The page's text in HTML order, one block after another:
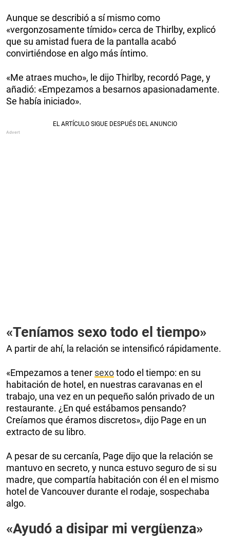
Aunque se describió a sí mismo como
«vergonzosamente tímido» cerca de Thirlby, explicó
que su amistad fuera de la pantalla acabó
convirtiéndose en algo más íntimo.
«Me atraes mucho», le dijo Thirlby, recordó Page, y
añadió: «Empezamos a besarnos apasionadamente.
Se había iniciado».
«Teníamos sexo todo el tiempo»
A partir de ahí, la relación se intensificó rápidamente.
«Empezamos a tener sexotodo el tiempo: en su
habitación de hotel, en nuestras caravanas en el
trabajo, una vez en un pequeño salón privado de un
restaurante. ¿En qué estábamos pensando?
Creíamos que éramos discretos», dijo Page en un
extracto de su libro.
A pesar de su cercanía, Page dijo que la relación se
mantuvo en secreto, y nunca estuvo seguro de si su
madre, que compartía habitación con él en el mismo
hotel de Vancouver durante el rodaje, sospechaba
algo.
«Ayudó a disipar mi vergüenza»